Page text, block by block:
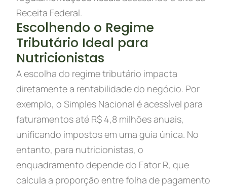
Receita Federal.
Escolhendo o Regime
Tributário Ideal para
Nutricionistas
A escolha do regime tributário impacta
diretamente a rentabilidade do negócio. Por
exemplo, o Simples Nacional é acessível para
faturamentos até R$ 4,8 milhões anuais,
unificando impostos em uma guia única. No
entanto, para nutricionistas, o
enquadramento depende do Fator R, que
calcula a proporção entre folha de pagamento